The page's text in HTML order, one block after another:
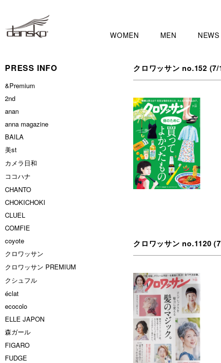
WOMEN MEN NEWS
PRESS INFO
&Premium
2nd
anan
anna magazine
BAILA
美st
カメラ日和
ココハナ
CHANTO
CHOKICHOKI
CLUEL
COMFIE
coyote
クロワッサン
クロワッサン PREMIUM
クシュフル
éclat
ecocolo
ELLE JAPON
森ガール
FIGARO
FUDGE
クロワッサン no.152
クロワッサン no.1120